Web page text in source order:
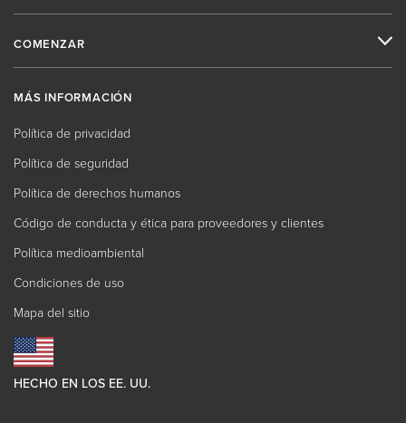
COMENZAR
MÁS INFORMACIÓN
Política de privacidad
Política de seguridad
Política de derechos humanos
Código de conducta y ética para proveedores y clientes
Política medioambiental
Condiciones de uso
Mapa del sitio
HECHO EN LOS EE. UU.